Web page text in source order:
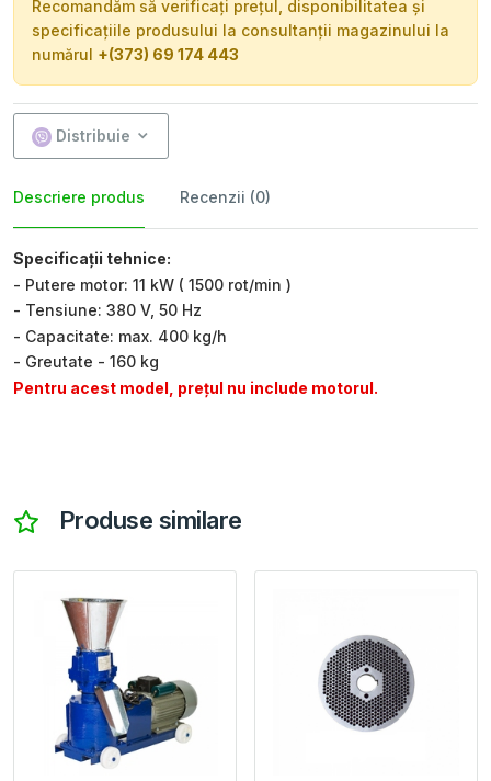
Recomandăm să verificați prețul, disponibilitatea și
specificațiile produsului la consultanții magazinului la
numărul +(373) 69 174 443
Distribuie
Descriere produs Recenzii (0)
Specificații tehnice:
- Putere motor: 11 kW ( 1500 rot/min )
- Tensiune: 380 V, 50 Hz
- Capacitate: max. 400 kg/h
- Greutate - 160 kg
Pentru acest model, prețul nu include motorul.
Produse similare